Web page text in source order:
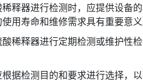
释器进行检测时，应提供设备
用寿命和维修需求具有重要意义
稀释器进行定期检测或维护性
据检测目的和要求进行选择，